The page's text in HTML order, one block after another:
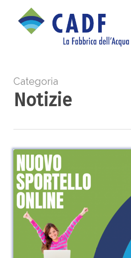
Categoria
Notizie
Nuovo
sportello
online
CADF